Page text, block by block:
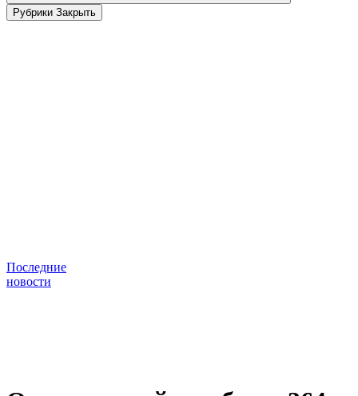
Рубрики Закрыть
Последние
новости